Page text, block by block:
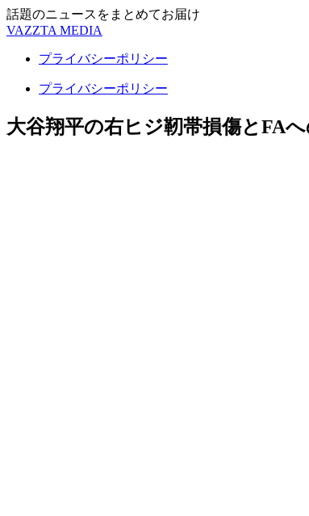
話題のニュースをまとめてお届け
VAZZTA MEDIA
プライバシーポリシー
プライバシーポリシー
大谷翔平の右ヒジ靭帯損傷とFA